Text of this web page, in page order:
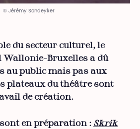
© Jérémy Sondeyker
du secteur culturel, le
Wallonie-Bruxelles a dû
au public mais pas aux
plateaux du théâtre sont
de création.
en préparation : Skrik